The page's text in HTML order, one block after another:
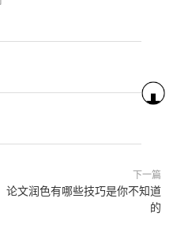
下一篇
论文润色有哪些技巧是你不知道
的